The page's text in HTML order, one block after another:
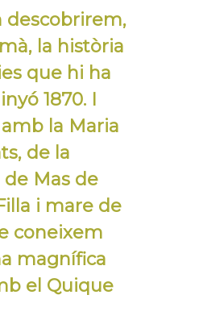
descobrirem,
la història
que hi ha
1870. I
la Maria
de la
de Mas de
i mare de
coneixem
magnífica
el Quique